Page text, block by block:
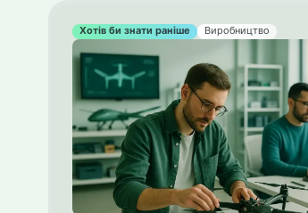
Хотів би знати раніше Виробництво